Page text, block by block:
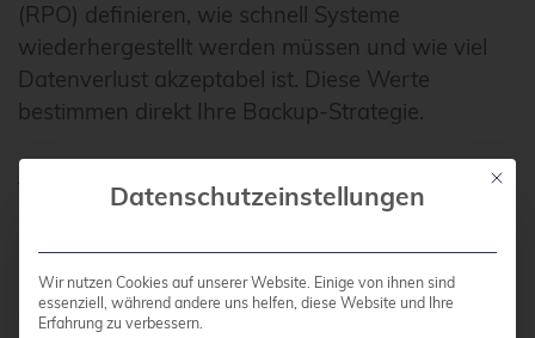
(RPO) definieren, wie schnell Systeme
wiederhergestellt werden müssen und wie viel
Datenverlust akzeptabel ist. Diese Werte
bestimmen direkt Ihre Backup-Strategie.
Vollbackups bieten die einfachste
Speicherplatz und Zeit. Inkrementelle Backups
sind effizienter, da nur Änderungen gesichert
werden. Eine bewährte Kombination ist ein
Mit
Datenschutzeinstellungen
Wir nutzen Cookies auf unserer Website. Einige von ihnen sind
essenziell, während andere uns helfen, diese Website und Ihre
Erfahrung zu verbessern.